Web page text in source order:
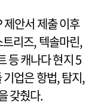
안서 제출 이후
리즈, 텍솔마린,
등 캐나다 현지 5
업은 항법, 탐지,
갖췄다.